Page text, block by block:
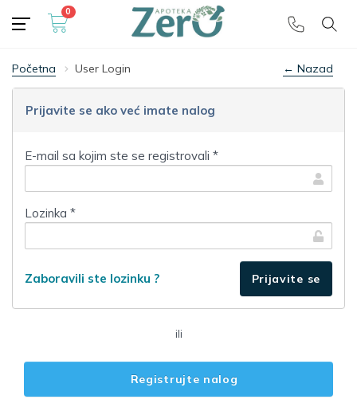
Besplatna dostava🎁 preko 5000 dinara
0
Početna User Login ← Nazad
Prijavite se ako već imate nalog
E-mail sa kojim ste se registrovali *
Lozinka *
Zaboravili ste lozinku ?
ili
Registrujte nalog